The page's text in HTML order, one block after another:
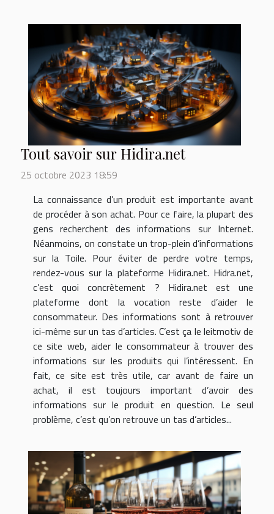
Tout savoir sur Hidira.net
25 octobre 2023 18:59
La connaissance d’un produit est importante avant
de procéder à son achat. Pour ce faire, la plupart des
gens recherchent des informations sur Internet.
Néanmoins, on constate un trop-plein d’informations
sur la Toile. Pour éviter de perdre votre temps,
rendez-vous sur la plateforme Hidira.net. Hidra.net,
c’est quoi concrètement ? Hidira.net est une
plateforme dont la vocation reste d’aider le
consommateur. Des informations sont à retrouver
ici-même sur un tas d’articles. C’est ça le leitmotiv de
ce site web, aider le consommateur à trouver des
informations sur les produits qui l’intéressent. En
fait, ce site est très utile, car avant de faire un
achat, il est toujours important d’avoir des
informations sur le produit en question. Le seul
problème, c’est qu’on retrouve un tas d’articles...